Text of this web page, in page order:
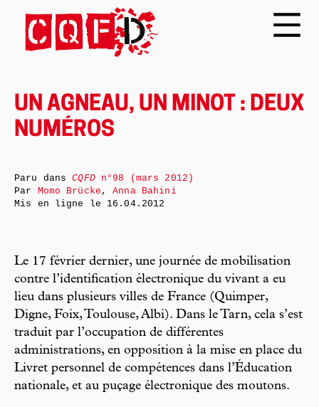
UN AGNEAU, UN MINOT : DEUX
NUMÉROS
Le 17 février dernier, une journée de mobilisation
contre l’identification électronique du vivant a eu
lieu dans plusieurs villes de France (Quimper,
Digne, Foix, Toulouse, Albi). Dans le Tarn, cela s’est
traduit par l’occupation de différentes
administrations, en opposition à la mise en place du
Livret personnel de compétences dans l’Éducation
nationale, et au puçage électronique des moutons.
Paru dansCQFDn°98 (mars 2012)
Par Momo Brücke ,Anna Bahini
Mis en ligne le 16.04.2012